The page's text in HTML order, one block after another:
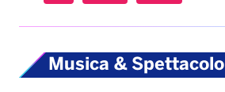
Musica & Spettacolo